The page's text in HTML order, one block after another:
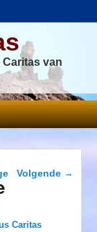
van
Volgende →
Caritas